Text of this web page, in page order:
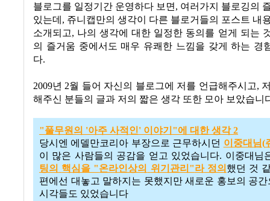
블로그를 일정기간 운영하다 보면, 여러가지 블로깅의
있는데 , 쥬니캡만의 생각이 다른 블로거들의 포스트 내
소개되고, 나의 생각에 대한 일정한 동의를 얻게 되는
의 즐거움 중에서도 매우 유쾌한 느낌을 갖게 하는 경
다.
2009년 2월 들어 자신의 블로그에 저를 언급해주시고,
해주신 분들의 글과 저의 짧은 생각 또한 모아 보았습니
"풀무원의 '아주 사적인' 이야기"에 대한 생각 2
당시엔 에델만코리아 부장으로 근무하시던 이중대님(
이 많은 사람들의 공감을 얻고 있었습니다. 이중대님
팅의 핵심을 "온라인상의 위기관리"라 정의 했던 것
편에선 대놓고 말하지는 못했지만 새로운 홍보의 공
시각들도 있었습니다